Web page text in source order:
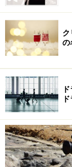
して織部順平役
第１話は11月
収録するしたニ
シャル。
釈由美子、
来年１月からの
の『ヒミツの花
ハイ』や『７人
ク
の